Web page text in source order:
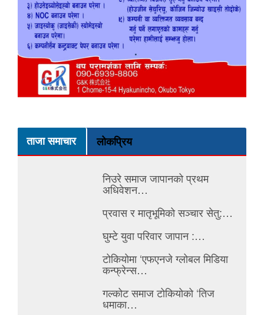
ताजा समाचार लोकप्रिय
निउरे समाज जापानको प्रथम
अधिवेशन…
प्रवास र मातृभूमिको सञ्चार सेतु:…
घुम्टे युवा परिवार जापान :…
टोकियोमा ‘एफएनजे ग्लोबल मिडिया
कन्फ्रेन्स…
गल्कोट समाज टोकियोको ‘तिज
धमाका…